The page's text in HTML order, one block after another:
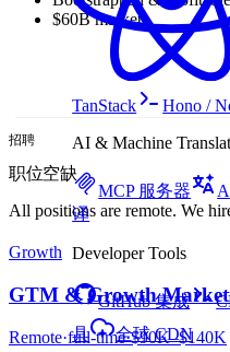
TanStack
Hono /
AI & Machine
MCP 服务器
译
Developer Tools
GitHub 集成
具
全球 CDN
$60B market
招聘
职位空缺
All positions are remote. We
Growth
GTM & Growth
Remote·full-time·$90K–$140K